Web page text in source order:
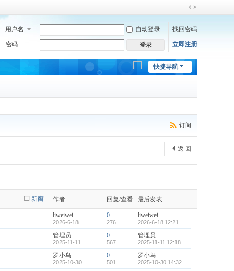
切
换
到
宽
用户名 自动登录 找回密码
密码 登录 立即注册
快捷导航
订阅
返 回
新窗 作者 回复/查看 最后发表
liweiwei
2026-6-18
0
276
liweiwei
2026-6-18 12:21
管埋员
2025-11-11
0
567
管埋员
2025-11-11 12:18
罗小鸟
2025-10-30
0
501
罗小鸟
2025-10-30 14:32